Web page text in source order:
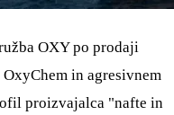
OXY po prodaji
in agresivnem
proizvajalca "nafte in